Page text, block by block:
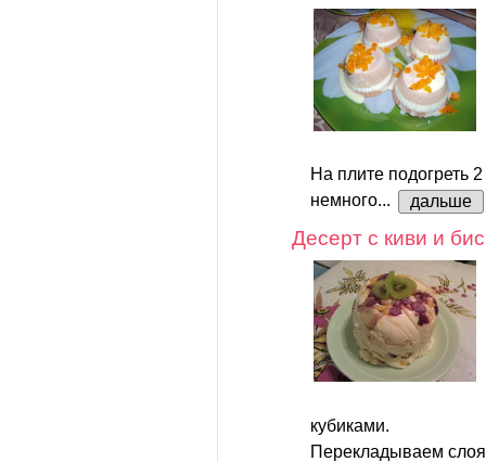
На плите подогреть
немного...
дальше
Десерт с киви и
кубиками.
Перекладываем